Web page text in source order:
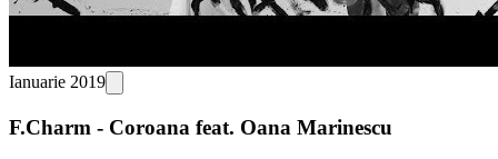
Ianuarie 2019
F.Charm - Coroana feat. Oana Marinescu